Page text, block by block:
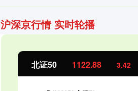
沪深京行情 实时轮播
北证50 1122.88 3.42